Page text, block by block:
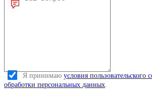
Я принимаю условия пользовательского
обработки персональных данных